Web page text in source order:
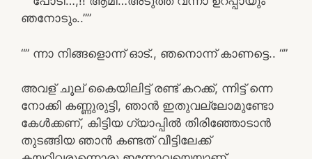
ഞനോടും..””
“” ന്നാ നിങ്ങളൊന്ന് ഓട്., ഞനൊന്ന് കാണട്ടെ.. “”
അവള് ചൂല് കൈയിലിട്ട് രണ്ട് കറക്ക്, ന്നിട്ട് ന്നെ
നോക്കി കണ്ണുരുട്ടി, ഞാൻ ഇതുവല്ലോമുണ്ടോ
കേൾക്കണ്, കിട്ടിയ ഗ്യാപ്പിൽ തിരിഞ്ഞോടാൻ
തുടങ്ങിയ ഞാൻ കണ്ടത് വീട്ടിലേക്ക്